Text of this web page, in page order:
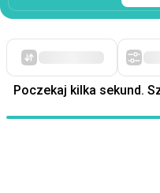
Po pierwsze, tanie